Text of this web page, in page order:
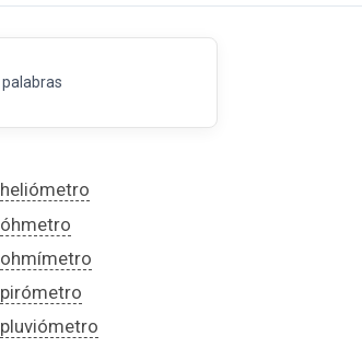
heliómetro
óhmetro
ohmímetro
pirómetro
pluviómetro